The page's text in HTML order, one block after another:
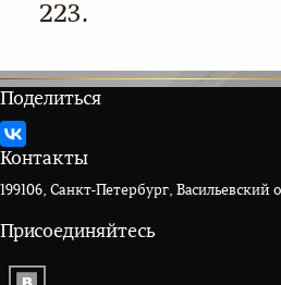
223.
Поделиться
Контакты
199106, Санкт-Петербург, Васильевский
Присоединяйтесь